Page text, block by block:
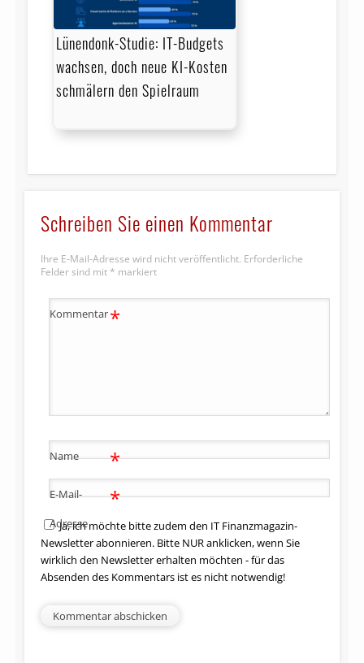
Lünendonk-Studie: IT-Budgets
wachsen, doch neue KI-Kosten
schmälern den Spielraum
Schreiben Sie einen Kommentar
Ihre E-Mail-Adresse wird nicht veröffentlicht. Erforderliche
Felder sind mit * markiert
Kommentar*
Name *
E-Mail-
Adresse
*
Ja, ich möchte bitte zudem den IT Finanzmagazin-
Newsletter abonnieren. Bitte NUR anklicken, wenn Sie
wirklich den Newsletter erhalten möchten - für das
Absenden des Kommentars ist es nicht notwendig!